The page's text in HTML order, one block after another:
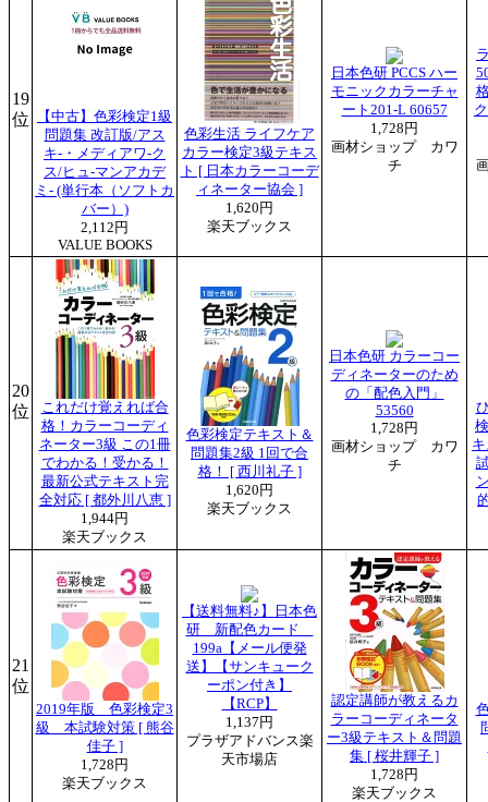
19
位
【中古】色彩検定1級
問題集 改訂版/アス
キ-・メディアワ-ク
ス/ヒュ-マンアカデ
ミ- (単行本（ソフトカ
バー）)
2,112円
VALUE BOOKS
色彩生活 ライフケア
カラー検定3級テキス
ト [ 日本カラーコーデ
ィネーター協会 ]
1,620円
楽天ブックス
日本色研 PCCS ハー
モニックカラーチャ
ート201-L 60657
1,728円
画材ショップ カワ
チ
20
位
これだけ覚えれば合
格！カラーコーディ
ネーター3級 この1冊
でわかる！受かる！
最新公式テキスト完
全対応 [ 都外川八恵 ]
1,944円
楽天ブックス
色彩検定テキスト＆
問題集2級 1回で合
格！ [ 西川礼子 ]
1,620円
楽天ブックス
日本色研 カラーコー
ディネーターのため
の「配色入門」
53560
1,728円
画材ショップ カワ
チ
21
位
2019年版 色彩検定3
級 本試験対策 [ 熊谷
佳子 ]
1,728円
楽天ブックス
【送料無料♪】日本色
研 新配色カード
199a【メール便発
送】【サンキューク
ーポン付き】
【RCP】
1,137円
プラザアドバンス楽
天市場店
認定講師が教えるカ
ラーコーディネータ
ー3級テキスト＆問題
集 [ 桜井輝子 ]
1,728円
楽天ブックス